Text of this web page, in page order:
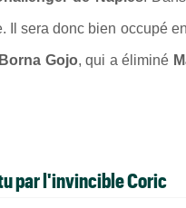
Il sera donc bien occupé
Borna Gojo, qui a éliminé
par l'invincible Coric